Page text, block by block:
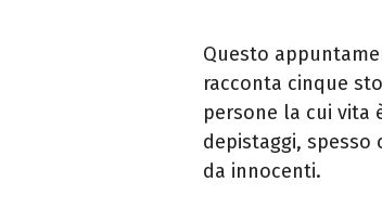
Questo
racconta cinque
persone la cui vita
depistaggi, spesso
da innocenti.